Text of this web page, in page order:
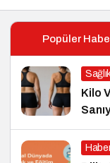
Popüler
Kilo